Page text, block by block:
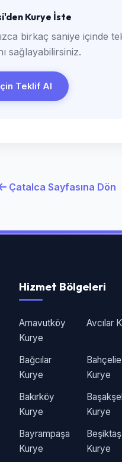
Kurye İste
birkaç saniye içinde
sağlayabilirsiniz.
Teklif Al
Çatalca Sayfasına Dön
Hizmet Bölgeleri
Arnavutköy
Kurye
Avcılar
Bağcılar
Kurye
Kurye
Bakırköy
Kurye
Kurye
Bayrampaşa
Kurye
Beşiktaş
Kurye